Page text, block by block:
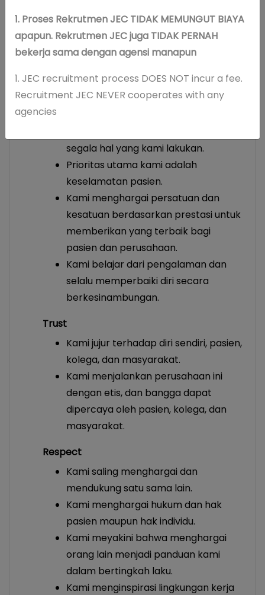
dan staf, melalui riset dan pendidikan
Values JEC : ExTRA
Excellence
segala hal yang kami lakukan.
Prioritas utama kami adalah
keselamatan pasien.
Kami menghargai persatuan dan
kesatuan berdasarkan prestasi untuk
memberikan yang terbaik bagi
pasien dan perusahaan.
Kami belajar dari pengalaman dan
selalu memperbaiki diri secara
berkesinambungan.
Trust
Kami jujur terhadap diri sendiri, pasien,
kolega, dan masyarakat.
Kami menjalankan perusahaan ini
dengan etis, dan bangga dapat
dipercaya oleh pasien, kolega, dan
masyarakat.
Respect
Kami saling menghargai dan
mendukung satu sama lain.
Kami menghargai hukum dan hak
pasien maupun hak individu.
Kami meyakini bahwa menghargai
orang lain menjadi panduan kami
dalam bertingkah laku.
Kami menginspirasi lingkungan kerja
1. Proses Rekrutmen JEC TIDAK MEMUNGUT BIAYA
apapun. Rekrutmen JEC juga TIDAK PERNAH
bekerja sama dengan agensi manapun
1. JEC recruitment process DOES NOT incur a fee.
Recruitment JEC NEVER cooperates with any
agencies